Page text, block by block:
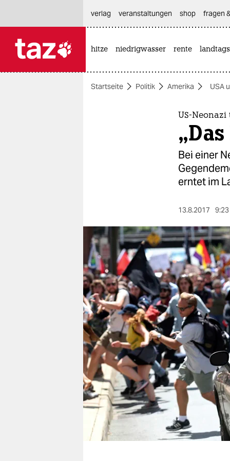
themen
berlin
nord
wahrheit
verlag
verlag
veranstaltungen
shop
fragen & hilfe
unterstützen
abo
genossenschaft
verlag
veranstaltungen shop fragen
hitze niedrigwasser rente
Startseite Politik Amerika USA
US-
Bei einer
erntet im
13.8.2017